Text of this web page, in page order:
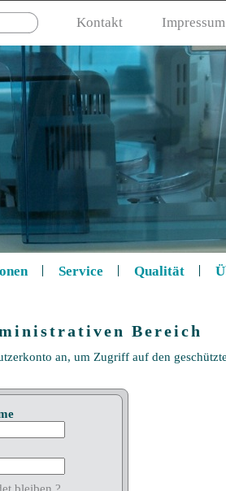
Kontakt Impressum
Service Qualität
Bereich
an, um Zugriff auf den